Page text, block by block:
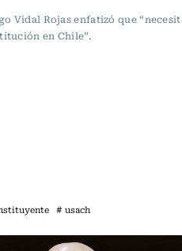
Vidal Rojas enfatizó que
en Chile”.
# usach